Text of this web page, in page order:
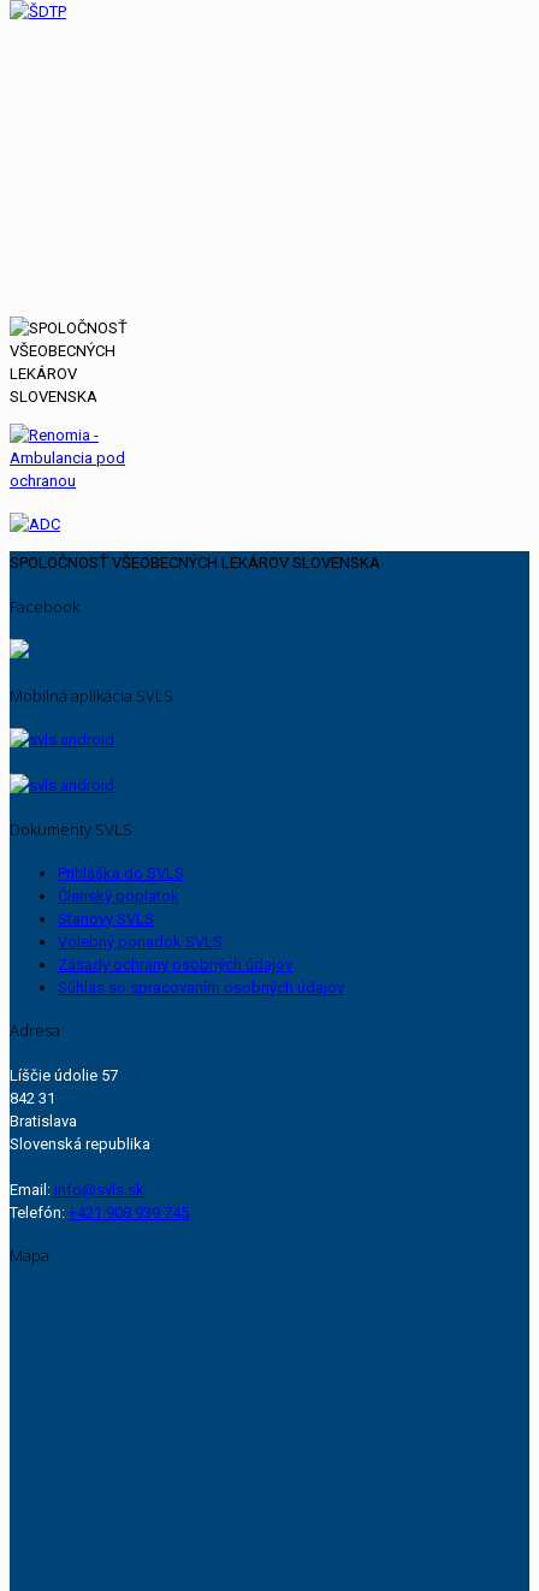
SPOLOČNOSŤ VŠEOBECNÝCH LEKÁROV SLOVENSKA
Facebook
Mobilná aplikácia SVLS
Dokumenty SVLS
Prihláška do SVLS
Členský poplatok
Stanovy SVLS
Volebný poriadok SVLS
Zásady ochrany osobných údajov
Súhlas so spracovaním osobných údajov
Adresa
Líščie údolie 57
842 31
Bratislava
Slovenská republika
Email: info@svls.sk
Telefón: +421 908 939 745
Mapa